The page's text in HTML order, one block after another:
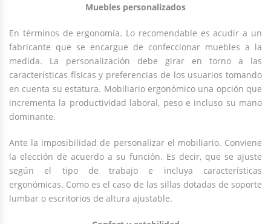
Muebles personalizados
En términos de ergonomía. Lo recomendable es acudir a un
fabricante que se encargue de confeccionar muebles a la
medida. La personalización debe girar en torno a las
características físicas y preferencias de los usuarios tomando
en cuenta su estatura. Mobiliario ergonómico una opción que
incrementa la productividad laboral, peso e incluso su mano
dominante.
Ante la imposibilidad de personalizar el mobiliario. Conviene
la elección de acuerdo a su función. Es decir, que se ajuste
según el tipo de trabajo e incluya características
ergonómicas. Como es el caso de las sillas dotadas de soporte
lumbar o escritorios de altura ajustable.